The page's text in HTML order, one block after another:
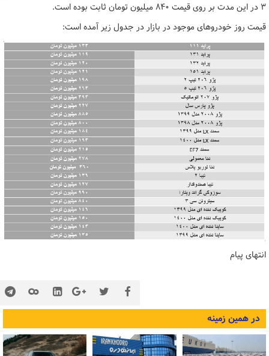
۳ در این مدت بر روی قیمت ۸۴۰ میلیون تومان ثابت بوده است.
قیمت روز خودروهای موجود در بازار در جدول زیر آمده است:
انتهای پیام
در همین زمینه